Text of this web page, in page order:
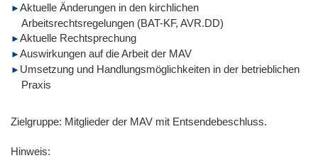
Aktuelle Änderungen in den kirchlichen
Arbeitsrechtsregelungen (BAT-KF, AVR.DD)
Aktuelle Rechtsprechung
Auswirkungen auf die Arbeit der MAV
Umsetzung und Handlungsmöglichkeiten in der betrieblichen
Praxis
Zielgruppe: Mitglieder der MAV mit Entsendebeschluss.
Hinweis: